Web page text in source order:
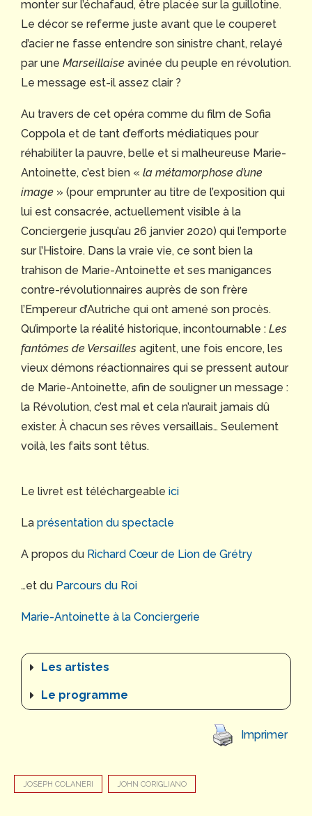
monter sur l’échafaud, être placée sur la guillotine.
Le décor se referme juste avant que le couperet
d’acier ne fasse entendre son sinistre chant, relayé
par une Marseillaise avinée du peuple en révolution.
Le message est-il assez clair ?
Au travers de cet opéra comme du film de Sofia
Coppola et de tant d’efforts médiatiques pour
réhabiliter la pauvre, belle et si malheureuse Marie-
Antoinette, c’est bien « la métamorphose d’une
image » (pour emprunter au titre de l’exposition qui
lui est consacrée, actuellement visible à la
Conciergerie jusqu’au 26 janvier 2020) qui l’emporte
sur l’Histoire. Dans la vraie vie, ce sont bien la
trahison de Marie-Antoinette et ses manigances
contre-révolutionnaires auprès de son frère
l’Empereur d’Autriche qui ont amené son procès.
Qu’importe la réalité historique, incontournable : Les
fantômes de Versailles agitent, une fois encore, les
vieux démons réactionnaires qui se pressent autour
de Marie-Antoinette, afin de souligner un message :
la Révolution, c’est mal et cela n’aurait jamais dû
exister. À chacun ses rêves versaillais… Seulement
voilà, les faits sont têtus.
Le livret est téléchargeable ici
La présentation du spectacle
A propos du Richard Cœur de Lion de Grétry
…et du Parcours du Roi
Marie-Antoinette à la Conciergerie
Les artistes
Le programme
Imprimer
JOSEPH COLANERI JOHN CORIGLIANO